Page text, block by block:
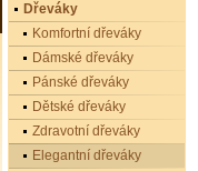
Dřeváky
Komfortní dřeváky
Dámské dřeváky
Pánské dřeváky
Dětské dřeváky
Zdravotní dřeváky
Elegantní dřeváky